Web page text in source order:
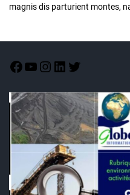
magnis dis parturient montes,